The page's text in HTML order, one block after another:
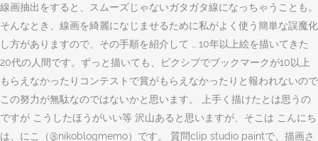
線画抽出をすると、スムーズじゃないガタガタ線になっちゃうことも。
そんなとき、線画を綺麗になじませるために私がよく使う簡単な誤魔化
し方がありますので、その手順を紹介して … 10年以上絵を描いてきた
20代の人間です。ずっと描いても、ピクシブでブックマークが10以上
もらえなかったりコンテストで賞がもらえなかったりと報われないので
この努力が無駄なのではないかと思います。 上手く描けたとは思うの
ですが こうしたほうがいい等 沢山あると思いますが、そこは こんにち
は、にこ（@nikoblogmemo）です。 質問clip studio paintで、描画さ